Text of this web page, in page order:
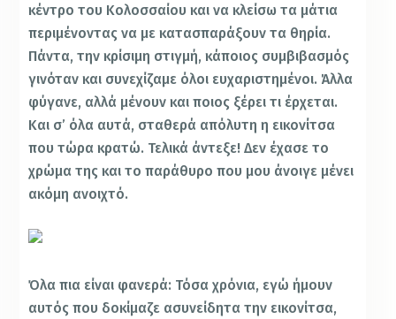
κέντρο του Κολοσσαίου και να κλείσω τα μάτια
περιμένοντας να με κατασπαράξουν τα θηρία.
Πάντα, την κρίσιμη στιγμή, κάποιος συμβιβασμός
γινόταν και συνεχίζαμε όλοι ευχαριστημένοι. Άλλα
φύγανε, αλλά μένουν και ποιος ξέρει τι έρχεται.
Και σ’ όλα αυτά, σταθερά απόλυτη η εικονίτσα
που τώρα κρατώ. Τελικά άντεξε! Δεν έχασε το
χρώμα της και το παράθυρο που μου άνοιγε μένει
ακόμη ανοιχτό.
Όλα πια είναι φανερά: Τόσα χρόνια, εγώ ήμουν
αυτός που δοκίμαζε ασυνείδητα την εικονίτσα,